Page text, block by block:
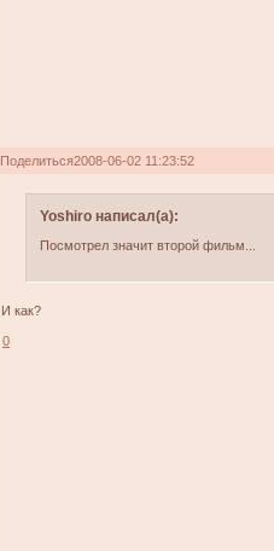
Поделиться2008-06-02 11:23:52
Yoshiro написал(а):
Посмотрел значит второй фильм...
И как?
0